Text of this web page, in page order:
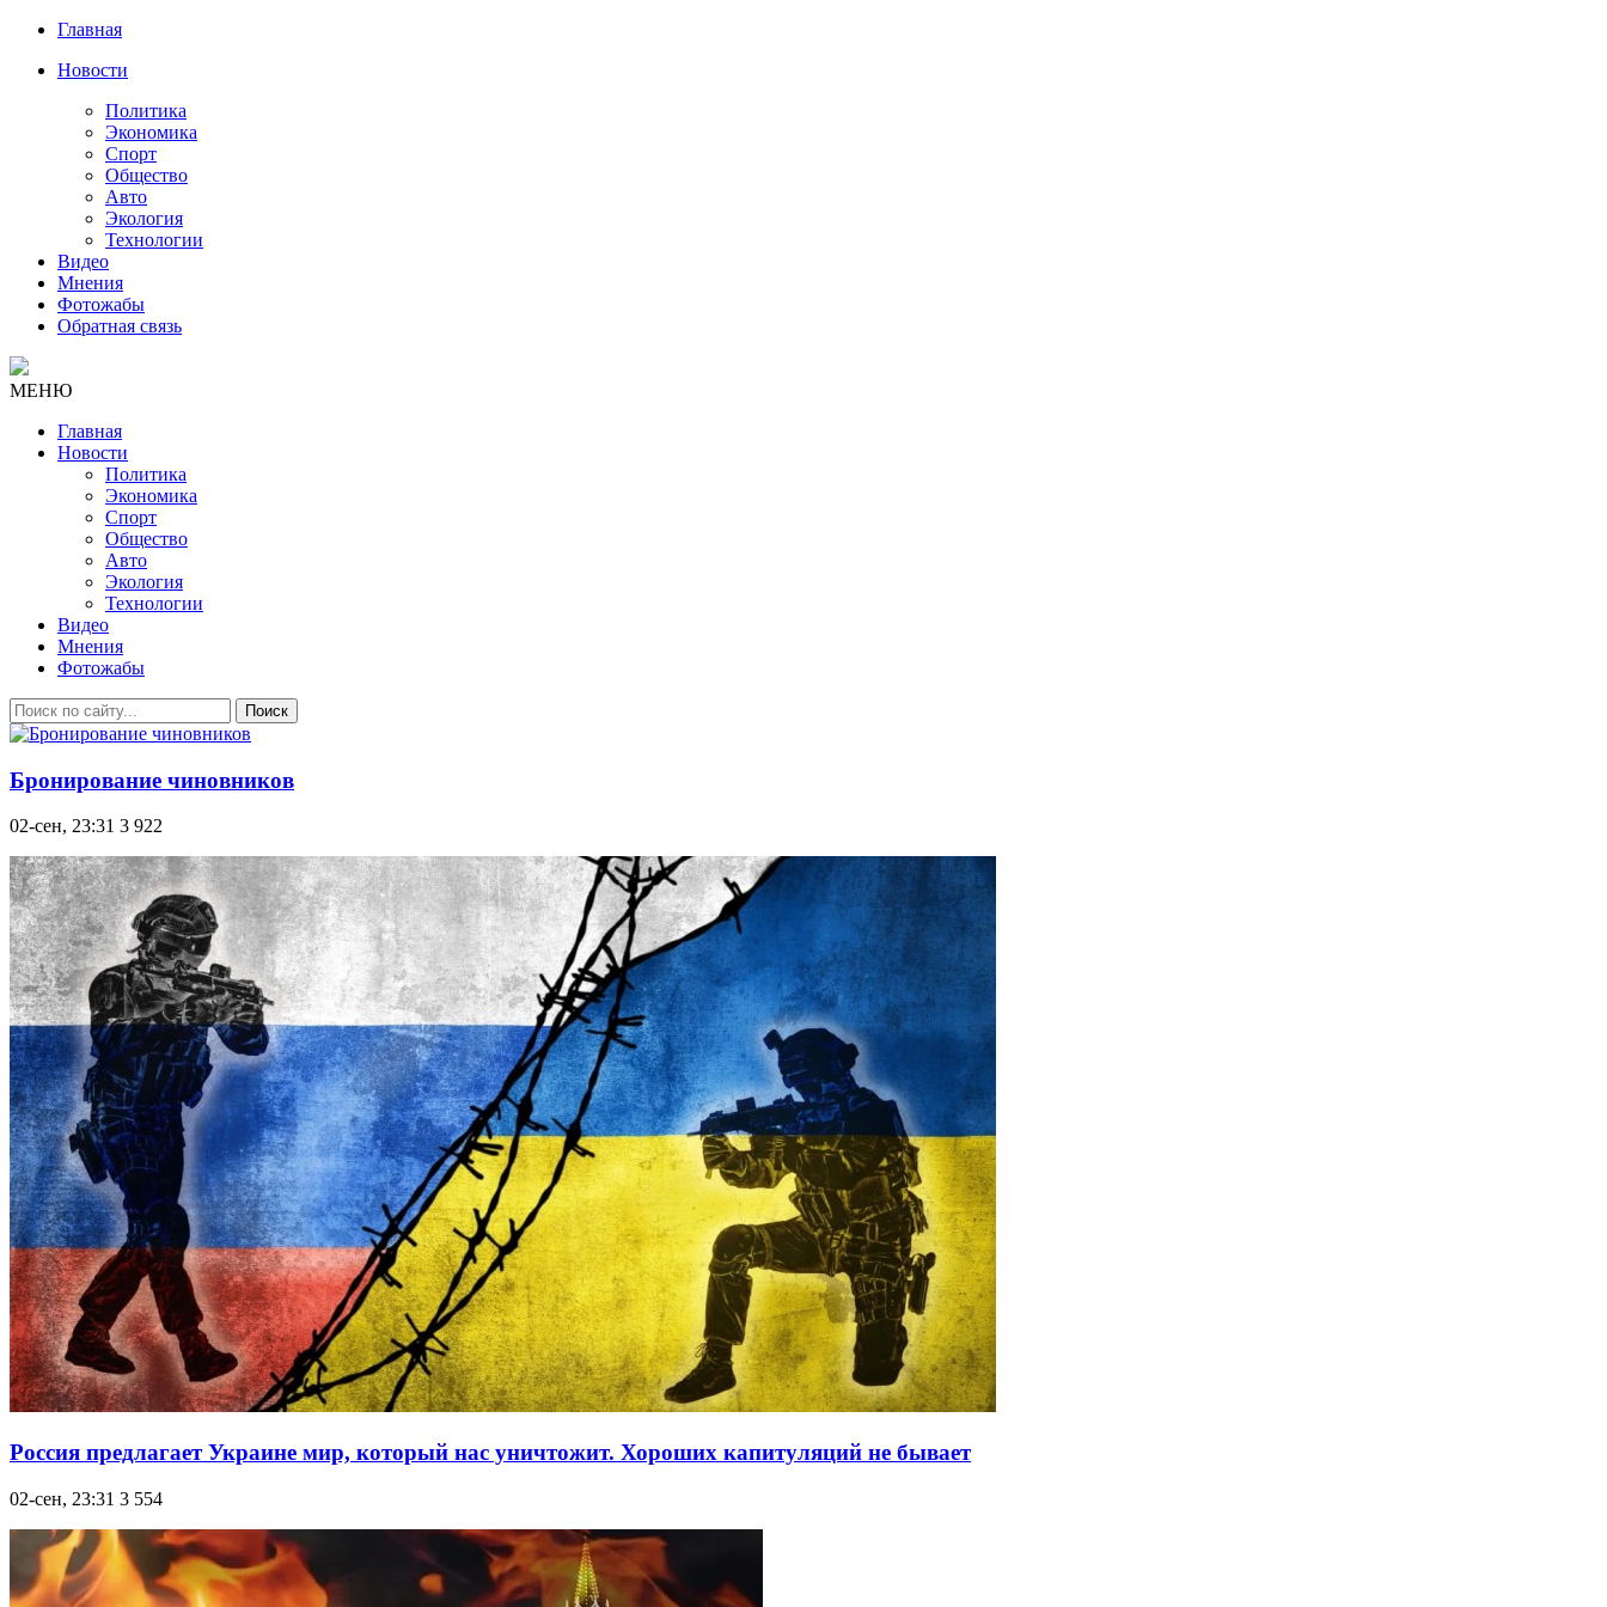
Главная
Новости
Политика
Экономика
Спорт
Общество
Авто
Экология
Технологии
Видео
Мнения
Фотожабы
Обратная связь
МЕНЮ
Главная
Новости
Политика
Экономика
Спорт
Общество
Авто
Экология
Технологии
Видео
Мнения
Фотожабы
Поиск
Бронирование чиновников
02-сен, 23:31 3 922
Россия предлагает Украине мир, который нас уничтожит. Хороших капитуляций не бывает
02-сен, 23:31 3 554